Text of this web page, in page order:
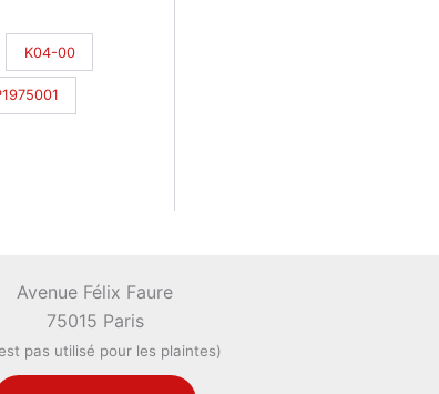
K04-00
Avenue Félix Faure
75015 Paris
pas utilisé pour les plaintes)